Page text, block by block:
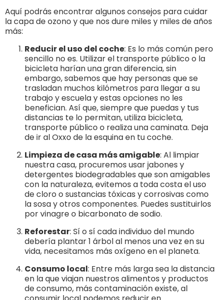
Aquí podrás encontrar algunos consejos para cuidar
la capa de ozono y que nos dure miles y miles de años
más:
Reducir el uso del coche: Es lo más común pero
sencillo no es. Utilizar el transporte público o la
bicicleta harían una gran diferencia, sin
embargo, sabemos que hay personas que se
trasladan muchos kilómetros para llegar a su
trabajo y escuela y estas opciones no les
benefician. Así que, siempre que puedas y tus
distancias te lo permitan, utiliza bicicleta,
transporte público o realiza una caminata. Deja
de ir al Oxxo de la esquina en tu coche.
Limpieza de casa más amigable: Al limpiar
nuestra casa, procuremos usar jabones y
detergentes biodegradables que son amigables
con la naturaleza, evitemos a toda costa el uso
de cloro o sustancias tóxicas y corrosivas como
la sosa y otros componentes. Puedes sustituirlos
por vinagre o bicarbonato de sodio.
Reforestar: Sí o sí cada individuo del mundo
debería plantar 1 árbol al menos una vez en su
vida, necesitamos más oxígeno en el planeta.
Consumo local: Entre más larga sea la distancia
en la que viajan nuestros alimentos y productos
de consumo, más contaminación existe, al